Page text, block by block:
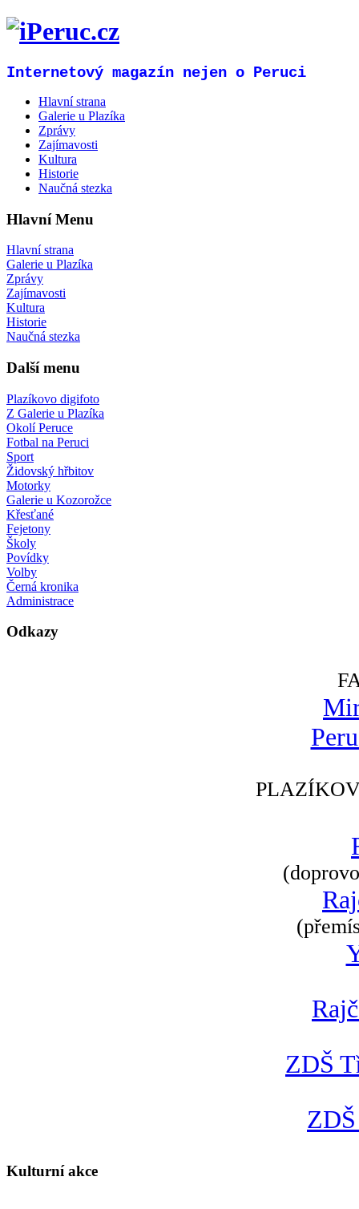
Internetový magazín nejen o Peruci
Hlavní strana
Galerie u Plazíka
Zprávy
Zajímavosti
Kultura
Historie
Naučná stezka
Hlavní Menu
Hlavní strana
Galerie u Plazíka
Zprávy
Zajímavosti
Kultura
Historie
Naučná stezka
Další menu
Plazíkovo digifoto
Z Galerie u Plazíka
Okolí Peruce
Fotbal na Peruci
Sport
Židovský hřbitov
Motorky
Galerie u Kozorožce
Křesťané
Fejetony
Školy
Povídky
Volby
Černá kronika
Administrace
Odkazy
ZDŠ
Kulturní akce